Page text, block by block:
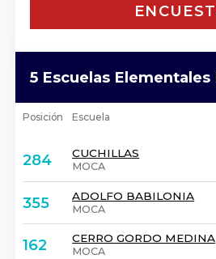
5 Escuelas Elementales
Posición Escuela
284 CUCHILLAS
MOCA
355 ADOLFO BABILONIA
MOCA
162 CERRO GORDO MEDINA
MOCA